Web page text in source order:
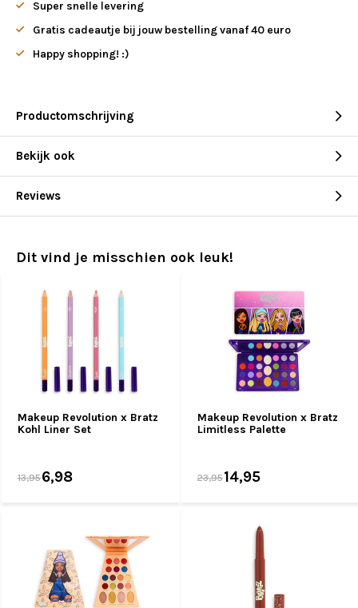
Super snelle levering
Gratis cadeautje bij jouw bestelling vanaf 40 euro
Happy shopping! :)
Productomschrijving
Bekijk ook
Reviews
Dit vind je misschien ook leuk!
Makeup Revolution x Bratz
Kohl Liner Set
13,956,98
Makeup Revolution x Bratz
Limitless Palette
23,9514,95